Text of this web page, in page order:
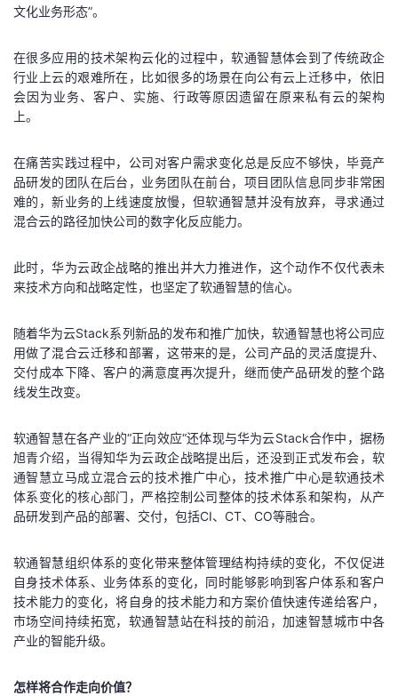
文化业务形态”。
在很多应用的技术架构云化的过程中，软通智慧体会到了传统政企
行业上云的艰难所在，比如很多的场景在向公有云上迁移中，依旧
会因为业务、客户、实施、行政等原因遗留在原来私有云的架构
上。
在痛苦实践过程中，公司对客户需求变化总是反应不够快，毕竟产
品研发的团队在后台，业务团队在前台，项目团队信息同步非常困
难的，新业务的上线速度放慢，但软通智慧并没有放弃，寻求通过
混合云的路径加快公司的数字化反应能力。
此时，华为云政企战略的推出并大力推进作，这个动作不仅代表未
来技术方向和战略定性，也坚定了软通智慧的信心。
随着华为云Stack系列新品的发布和推广加快，软通智慧也将公司应
用做了混合云迁移和部署，这带来的是，公司产品的灵活度提升、
交付成本下降、客户的满意度再次提升，继而使产品研发的整个路
线发生改变。
软通智慧在各产业的“正向效应“还体现与华为云Stack合作中，据杨
旭青介绍，当得知华为云政企战略提出后，还没到正式发布会，软
通智慧立马成立混合云的技术推广中心，技术推广中心是软通技术
体系变化的核心部门，严格控制公司整体的技术体系和架构，从产
品研发到产品的部署、交付，包括CI、CT、CO等融合。
软通智慧组织体系的变化带来整体管理结构持续的变化，不仅促进
自身技术体系、业务体系的变化，同时能够影响到客户体系和客户
技术能力的变化，将自身的技术能力和方案价值快速传递给客户，
市场空间持续拓宽，软通智慧站在科技的前沿，加速智慧城市中各
产业的智能升级。
怎样将合作走向价值？